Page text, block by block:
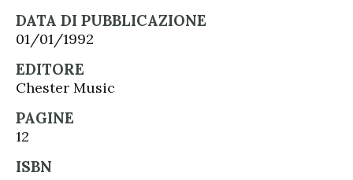
DATA DI PUBBLICAZIONE
01/01/1992
EDITORE
Chester Music
PAGINE
12
ISBN